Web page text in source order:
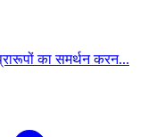
का समर्थन करन...